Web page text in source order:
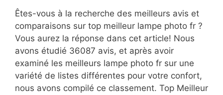
Êtes-vous à la recherche des meilleurs avis et
comparaisons sur top meilleur lampe photo fr ?
Vous aurez la réponse dans cet article! Nous
avons étudié 36087 avis, et après avoir
examiné les meilleurs lampe photo fr sur une
variété de listes différentes pour votre confort,
nous avons compilé ce classement. Top Meilleur